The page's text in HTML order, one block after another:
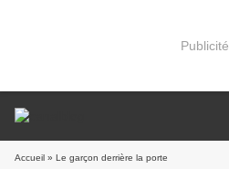
Publicité
Accueil » Le garçon derrière la porte